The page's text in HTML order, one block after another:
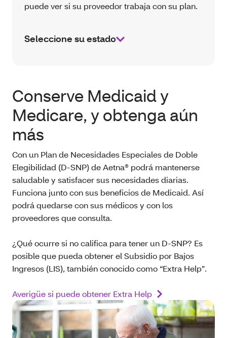
puede ver si su proveedor trabaja con su plan.
Seleccione su estado
Conserve Medicaid y
Medicare, y obtenga aún
más
Con un Plan de Necesidades Especiales de Doble
Elegibilidad (D-SNP) de Aetna® podrá mantenerse
saludable y satisfacer sus necesidades diarias.
Funciona junto con sus beneficios de Medicaid. Así
podrá quedarse con sus médicos y con los
proveedores que consulta.
¿Qué ocurre si no califica para tener un D-SNP? Es
posible que pueda obtener el Subsidio por Bajos
Ingresos (LIS), también conocido como “Extra Help”.
Averigüe si puede obtener Extra Help